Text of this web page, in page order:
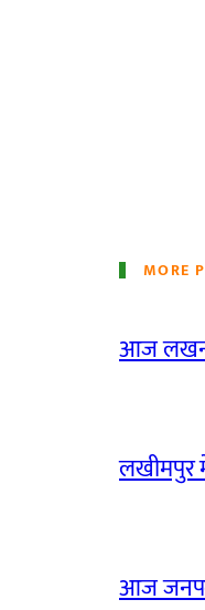
MORE
आज
लखीमपुर
आज जनपद